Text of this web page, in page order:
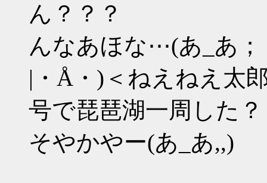
ん？？？
んなあほな⋯(あ_あ；
|・Å・)＜ねえねえ太
号で琵琶湖一周した
そやかやー(あ_あ,,)